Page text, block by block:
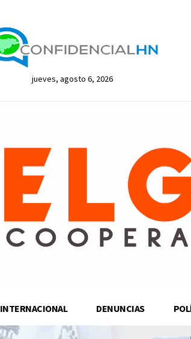
jueves, agosto 6, 2026
INTERNACIONAL DENUNCIAS